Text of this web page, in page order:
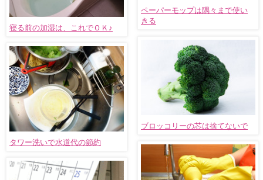
ペーパーモップは隅々まで使い
きる
寝る前の加湿は、これでＯＫ♪
ブロッコリーの芯は捨てないで
タワー洗いで水道代の節約